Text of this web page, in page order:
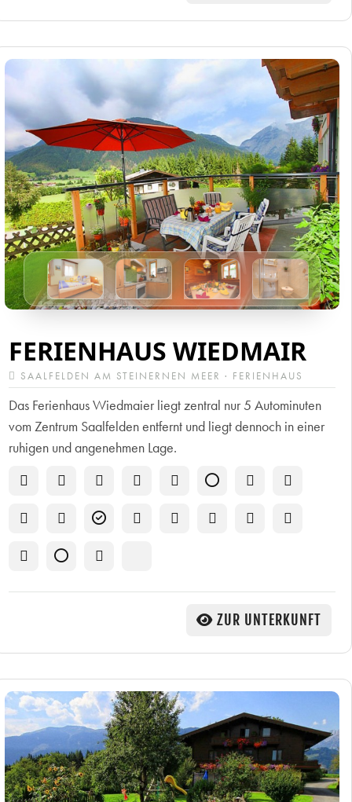
FERIENHAUS WIEDMAIR
SAALFELDEN AM STEINERNEN MEER · FERIENHAUS
Das Ferienhaus Wiedmaier liegt zentral nur 5 Autominuten
vom Zentrum Saalfelden entfernt und liegt dennoch in einer
ruhigen und angenehmen Lage.
ZUR UNTERKUNFT